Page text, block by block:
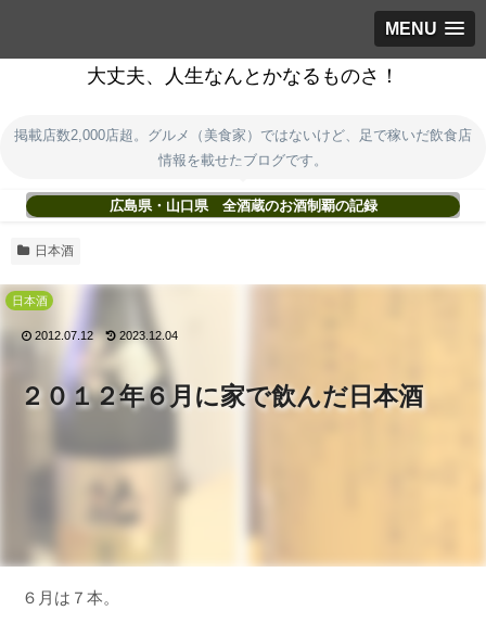
MENU
大丈夫、人生なんとかなるものさ！
掲載店数2,000店超。グルメ（美食家）ではないけど、足で稼いだ飲食店
情報を載せたブログです。
広島県・山口県 全酒蔵のお酒制覇の記録
日本酒
２０１２年６月に家で飲んだ日本酒
日本酒
2012.07.12 2023.12.04
６月は７本。